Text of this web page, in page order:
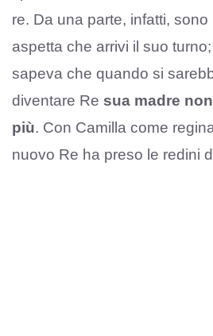
re. Da una parte, infatti,
aspetta che arrivi il suo turno;
sapeva che quando si
diventare Re sua madre
più. Con Camilla come
nuovo Re ha preso le redini